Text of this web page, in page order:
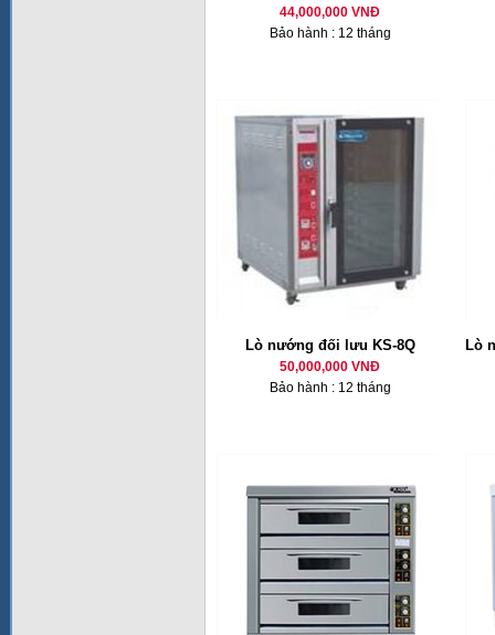
44,000,000 VNĐ
Bảo hành : 12 tháng
Lò nướng đối lưu KS-8Q
50,000,000 VNĐ
Bảo hành : 12 tháng
Lò